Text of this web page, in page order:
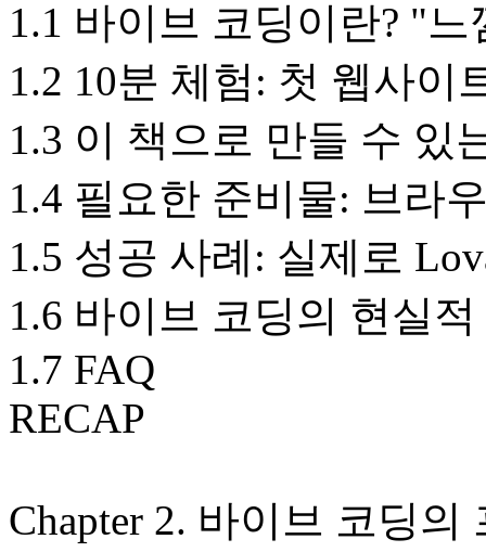
1.1 바이브 코딩이란? "
1.2 10분 체험: 첫 웹사이
1.3 이 책으로 만들 수 있
1.4 필요한 준비물: 브라
1.5 성공 사례: 실제로
1.6 바이브 코딩의 현실
1.7 FAQ
RECAP
Chapter 2. 바이브 코딩의